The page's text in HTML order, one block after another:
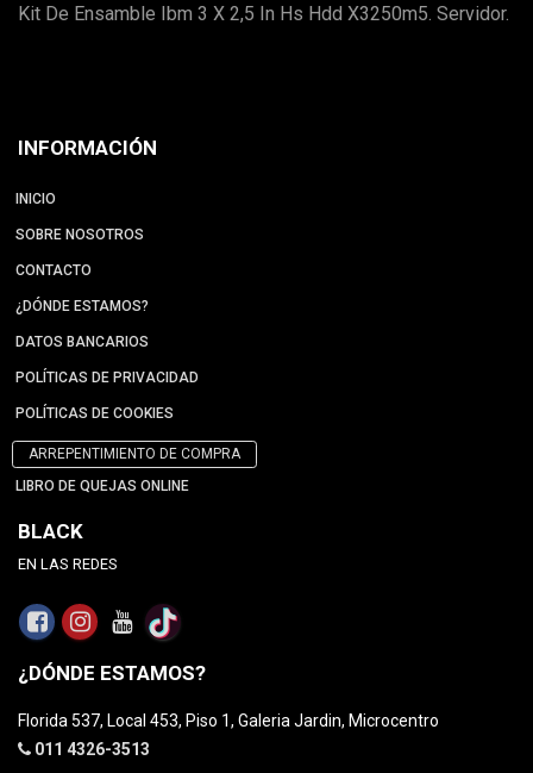
Kit De Ensamble Ibm 3 X 2,5 In Hs Hdd X3250m5. Servidor.
INFORMACIÓN
INICIO
SOBRE NOSOTROS
CONTACTO
¿DÓNDE ESTAMOS?
DATOS BANCARIOS
POLÍTICAS DE PRIVACIDAD
POLÍTICAS DE COOKIES
ARREPENTIMIENTO DE COMPRA
LIBRO DE QUEJAS ONLINE
BLACK
EN LAS REDES
¿DÓNDE ESTAMOS?
Florida 537, Local 453, Piso 1, Galeria Jardin, Microcentro
011 4326-3513